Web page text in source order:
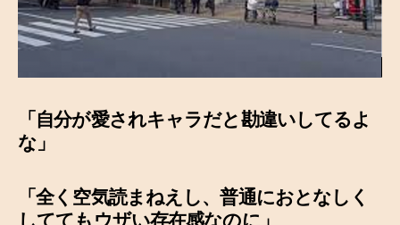
「自分が愛されキャラだと勘違いしてるよ
な」
「全く空気読まねえし、普通におとなしく
しててもウザい存在感なのに」